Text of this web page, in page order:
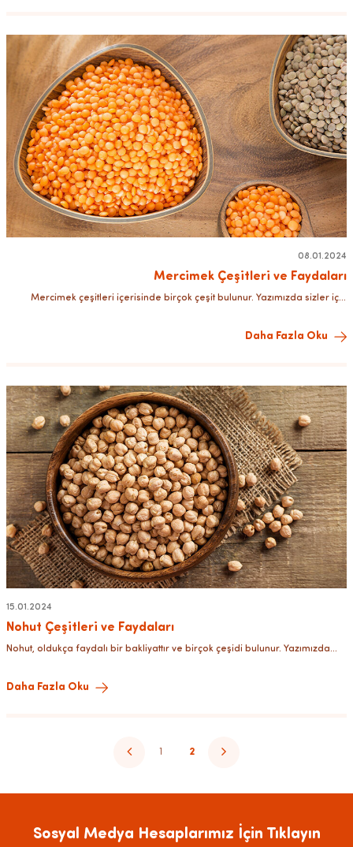
08.01.2024
Mercimek Çeşitleri ve Faydaları
Mercimek çeşitleri içerisinde birçok çeşit bulunur. Yazımızda sizler için
Daha Fazla Oku
15.01.2024
Nohut Çeşitleri ve Faydaları
Nohut, oldukça faydalı bir bakliyattır ve birçok çeşidi bulunur. Yazımızda
Daha Fazla Oku
1 2
Sosyal Medya Hesaplarımız İçin Tıklayın